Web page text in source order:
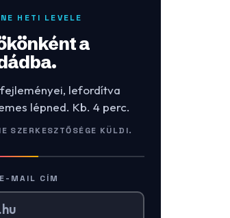
HETI LEVELE
a
lefordítva
lépned. Kb. 4 perc.
SZERKESZTŐSÉGE KÜLDI.
MAIL CÍM